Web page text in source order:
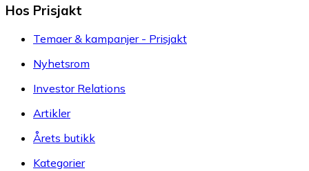
Hos Prisjakt
Temaer & kampanjer - Prisjakt
Nyhetsrom
Investor Relations
Artikler
Årets butikk
Kategorier